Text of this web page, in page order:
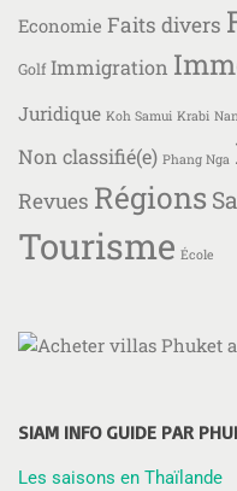
Economie Faits divers
Golf Immigration
Juridique Koh Samui Krabi
Non classifié(e) Phang Nga
Revues Régions
Tourisme École
SIAM INFO GUIDE PAR
Les saisons en Thaïlande